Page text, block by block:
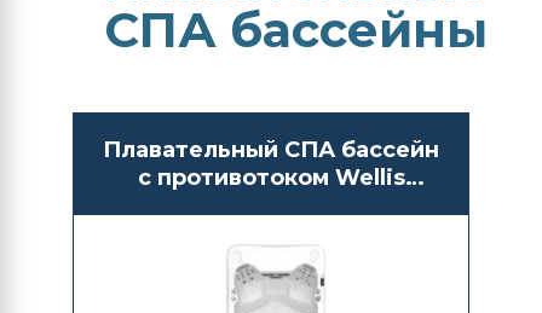
СПА бассейны
Плавательный СПА бассейн
с противотоком Wellis